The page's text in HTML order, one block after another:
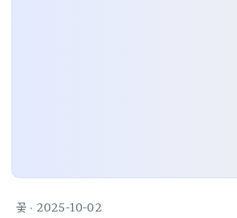
꽃 · 2025-10-02